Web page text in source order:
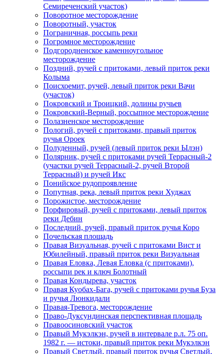
Семиреченский участок)
Поворотное месторождение
Поворотный, участок
Пограничная, россыпь реки
Погромное месторождение
Подгородненское каменноугольное
месторождение
Поздний, ручей с притоками, левый приток реки
Колыма
Поисхоемит, ручей, левый приток реки Вачи
(участок)
Покровский и Троицкий, долины ручьев
Покровский-Верный, россыпное месторождение
Полазненское месторождение
Пологий, ручей с притоками, правый приток
ручья Ороек
Полуденный, ручей (левый приток реки Ылэн)
Полярник, ручей с притоками ручей Террасный-2
(участки ручей Террасный-2, ручей Второй
Террасный) и ручей Икс
Понийское рудопроявление
Попутная, река, левый приток реки Худжах
Порожистое, месторождение
Порфировый, ручей с притоками, левый приток
реки Дебин
Последний, ручей, правый приток ручья Коро
Почельская площадь
Правая Визуальная, ручей с притоками Вист и
Юбилейный, правый приток реки Визуальная
Правая Еловка, Левая Еловка (с притоками),
россыпи рек и ключ Болотный
Правая Кондырева, участок
Правая Куобах-Бага, ручей с притоками ручья Буза
и ручья Люнкидали
Правая-Тревога, месторождение
Право-Дуксундинская перспективная площадь
Правоосиновский участок
Правый Мукэлкэн, ручей в интервале р.л. 75 оп.
1982 г. — истоки, правый приток реки Мукэлкэн
Правый Светлый, правый приток ручья Светлый,